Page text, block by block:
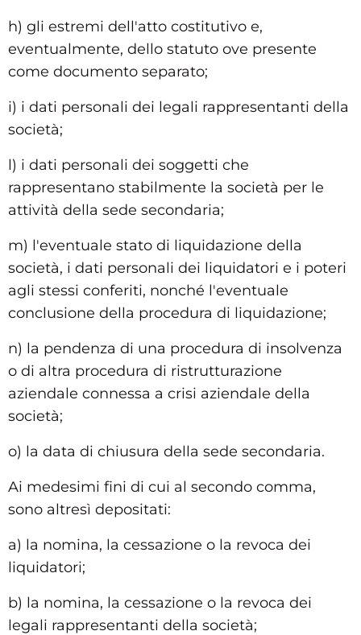
h) gli estremi dell'atto costitutivo e,
eventualmente, dello statuto ove presente
come documento separato;
i) i dati personali dei legali rappresentanti della
società;
l) i dati personali dei soggetti che
rappresentano stabilmente la società per le
attività della sede secondaria;
m) l'eventuale stato di liquidazione della
società, i dati personali dei liquidatori e i poteri
agli stessi conferiti, nonché l'eventuale
conclusione della procedura di liquidazione;
n) la pendenza di una procedura di insolvenza
o di altra procedura di ristrutturazione
aziendale connessa a crisi aziendale della
società;
o) la data di chiusura della sede secondaria.
Ai medesimi fini di cui al secondo comma,
sono altresì depositati:
a) la nomina, la cessazione o la revoca dei
liquidatori;
b) la nomina, la cessazione o la revoca dei
legali rappresentanti della società;